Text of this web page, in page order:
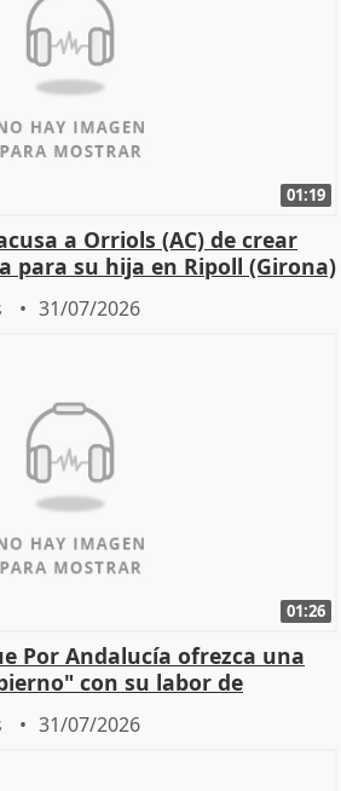
01:19
a Orriols (AC) de crear
para su hija en Ripoll (Girona)
31/07/2026
01:26
Por Andalucía ofrezca una
con su labor de
31/07/2026